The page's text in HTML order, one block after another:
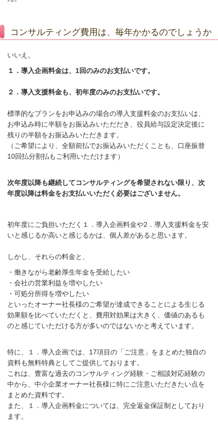
コンサルティング費用は、毎年かかるのでしょうか
いいえ。
１．導入企画料金は、1回のみのお支払いです。
２．導入支援料金も、初年度のみのお支払いです。
標準的なプランをお申込みの場合の導入支援料金のお支払いは、
お申込み時に半額をお振込みいただだき、役員給与設定決定後に
残りの半額をお振込みいただきます。
（ご希望により、全額前払でお振込みいただくことも、口座振替
10回払分割払もご利用いただけます）
次年度以降も継続してコンサルティングを希望されない限り、次
年度以降は料金をお支払いいただく必要はございません。
初年度にご負担いただく１．導入企画料金や2．導入支援料金を安
いと感じるか高いと感じるかは、個人差があると思います。
しかし、それらの料金と、
・働きながら老齢厚生年金を受給したい
・会社の営業利益を増やしたい
・可処分所得を増やしたい
といったオーナー社長様のご希望が達成できることによる生じる
効果額を比べていただくと、費用対効果は大きく、価値のあるも
のと感じていただける方が多いのではないかと考えています。
特に、１．導入企画では、17項目の「ご注意」をまとめた独自の
資料も無料特典としてご提供しております。
これは、豊富な過去のコンサルティング経験・ご相談対応経験の
中から、中小企業オーナー社長様に特にご注意いただきたい点を
まとめた資料です。
また、１．導入企画料金については、完全返金保証制としており
ます。